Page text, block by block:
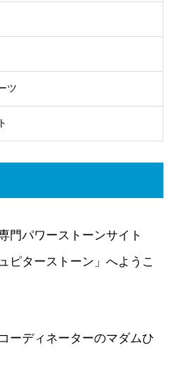
ツ
門パワーストーンサイト
ュピターストーン」へようこ
ーディネーターのマダムひ